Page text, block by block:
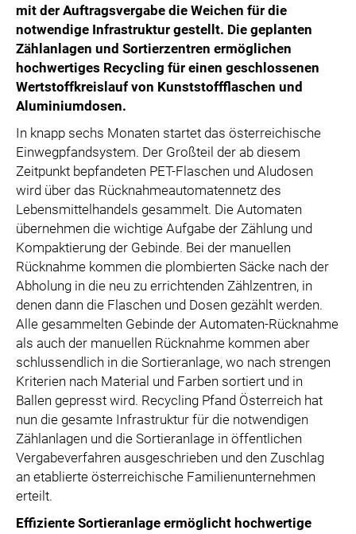
PRESSEKONTAKT
mit der Auftragsvergabe die Weichen für die
notwendige Infrastruktur gestellt. Die geplanten
Zählanlagen und Sortierzentren ermöglichen
hochwertiges Recycling für einen geschlossenen
Wertstoffkreislauf von Kunststoffflaschen und
Aluminiumdosen.
In knapp sechs Monaten startet das österreichische
Einwegpfandsystem. Der Großteil der ab diesem
Zeitpunkt bepfandeten PET-Flaschen und Aludosen
wird über das Rücknahmeautomatennetz des
Lebensmittelhandels gesammelt. Die Automaten
übernehmen die wichtige Aufgabe der Zählung und
Kompaktierung der Gebinde. Bei der manuellen
Rücknahme kommen die plombierten Säcke nach der
Abholung in die neu zu errichtenden Zählzentren, in
denen dann die Flaschen und Dosen gezählt werden.
Alle gesammelten Gebinde der Automaten-Rücknahme
als auch der manuellen Rücknahme kommen aber
schlussendlich in die Sortieranlage, wo nach strengen
Kriterien nach Material und Farben sortiert und in
Ballen gepresst wird. Recycling Pfand Österreich hat
nun die gesamte Infrastruktur für die notwendigen
Zählanlagen und die Sortieranlage in öffentlichen
Vergabeverfahren ausgeschrieben und den Zuschlag
an etablierte österreichische Familienunternehmen
erteilt.
Effiziente Sortieranlage ermöglicht hochwertige